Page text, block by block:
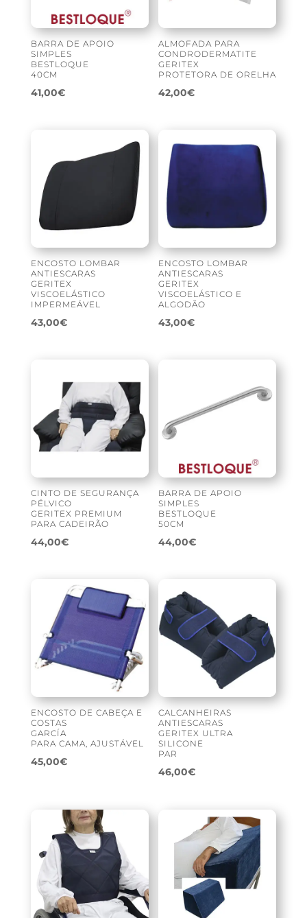
BARRA DE APOIO
SIMPLES
BESTLOQUE
40CM
41,00€
ALMOFADA PARA
CONDRODERMATITE
GERITEX
PROTETORA DE ORELHA
42,00€
ENCOSTO LOMBAR
ANTIESCARAS
GERITEX
VISCOELÁSTICO
IMPERMEÁVEL
43,00€
ENCOSTO LOMBAR
ANTIESCARAS
GERITEX
VISCOELÁSTICO E
ALGODÃO
43,00€
CINTO DE SEGURANÇA
PÉLVICO
GERITEX PREMIUM
PARA CADEIRÃO
44,00€
BARRA DE APOIO
SIMPLES
BESTLOQUE
50CM
44,00€
ENCOSTO DE CABEÇA E
COSTAS
GARCÍA
PARA CAMA, AJUSTÁVEL
45,00€
CALCANHEIRAS
ANTIESCARAS
GERITEX ULTRA
SILICONE
PAR
46,00€